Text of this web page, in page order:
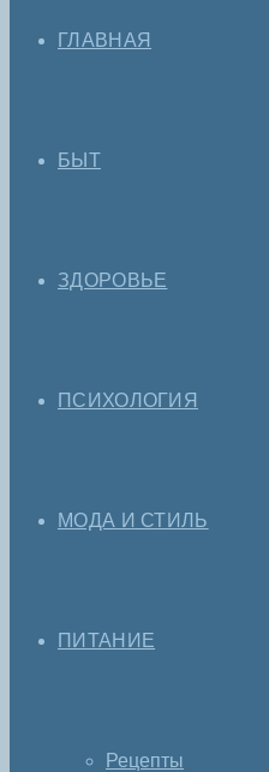
ГЛАВНАЯ
БЫТ
ЗДОРОВЬЕ
ПСИХОЛОГИЯ
МОДА И СТИЛЬ
ПИТАНИЕ
Рецепты